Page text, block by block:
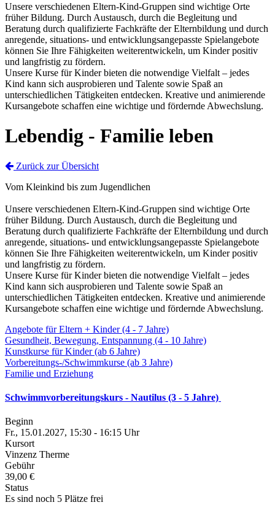
Unsere verschiedenen Eltern-Kind-Gruppen sind wichtige Orte
früher Bildung. Durch Austausch, durch die Begleitung und
Beratung durch qualifizierte Fachkräfte der Elternbildung und durch
anregende, situations- und entwicklungsangepasste Spielangebote
können Sie Ihre Fähigkeiten weiterentwickeln, um Kinder positiv
und langfristig zu fördern.
Unsere Kurse für Kinder bieten die notwendige Vielfalt – jedes
Kind kann sich ausprobieren und Talente sowie Spaß an
unterschiedlichen Tätigkeiten entdecken. Kreative und animierende
Kursangebote schaffen eine wichtige und fördernde Abwechslung.
Lebendig - Familie leben
Zurück zur Übersicht
Vom Kleinkind bis zum Jugendlichen
Unsere verschiedenen Eltern-Kind-Gruppen sind wichtige Orte
früher Bildung. Durch Austausch, durch die Begleitung und
Beratung durch qualifizierte Fachkräfte der Elternbildung und durch
anregende, situations- und entwicklungsangepasste Spielangebote
können Sie Ihre Fähigkeiten weiterentwickeln, um Kinder positiv
und langfristig zu fördern.
Unsere Kurse für Kinder bieten die notwendige Vielfalt – jedes
Kind kann sich ausprobieren und Talente sowie Spaß an
unterschiedlichen Tätigkeiten entdecken. Kreative und animierende
Kursangebote schaffen eine wichtige und fördernde Abwechslung.
Angebote für Eltern + Kinder (4 - 7 Jahre)
Gesundheit, Bewegung, Entspannung (4 - 10 Jahre)
Kunstkurse für Kinder (ab 6 Jahre)
Vorbereitungs-/Schwimmkurse (ab 3 Jahre)
Familie und Erziehung
Schwimmvorbereitungskurs - Nautilus (3 - 5 Jahre)
Beginn
Fr., 15.01.2027, 15:30 - 16:15 Uhr
Kursort
Vinzenz Therme
Gebühr
39,00 €
Status
Es sind noch 5 Plätze frei